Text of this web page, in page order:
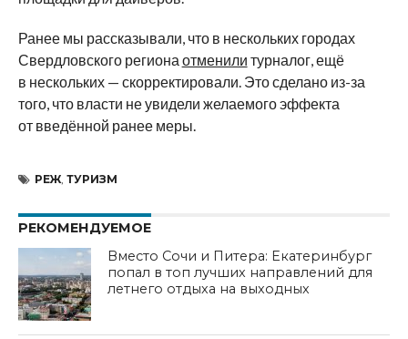
Ранее мы рассказывали, что в нескольких городах
Свердловского региона отменили турналог, ещё
в нескольких — скорректировали. Это сделано из-за
того, что власти не увидели желаемого эффекта
от введённой ранее меры.
РЕЖ, ТУРИЗМ
РЕКОМЕНДУЕМОЕ
Вместо Сочи и Питера: Екатеринбург
попал в топ лучших направлений для
летнего отдыха на выходных